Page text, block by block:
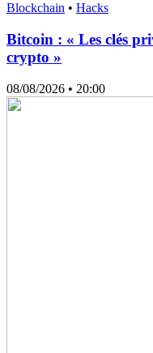
Blockchain • Hacks
Bitcoin : « Les clés
crypto »
08/08/2026 • 20:00